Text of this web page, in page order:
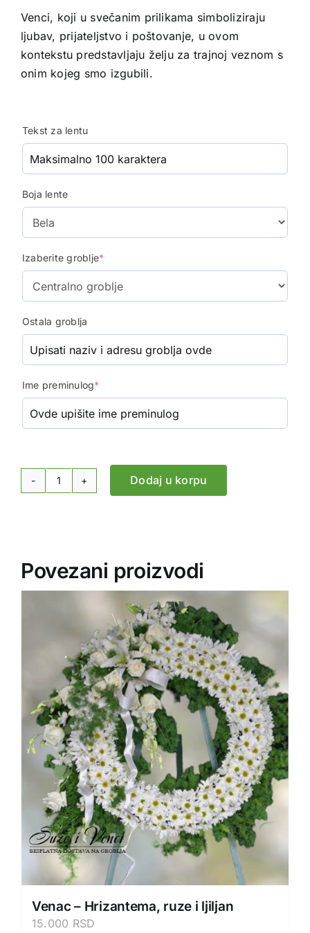
Venci, koji u svečanim prilikama simboliziraju
ljubav, prijateljstvo i poštovanje, u ovom
kontekstu predstavljaju želju za trajnoj veznom s
onim kojeg smo izgubili.
Tekst za lentu
Boja lente
Izaberite groblje*
Ostala groblja
Ime preminulog*
Venac
ljiljan
Dodaj u korpu
Povezani proizvodi
Venac – Hrizantema, ruze i ljiljan
15.000 RSD